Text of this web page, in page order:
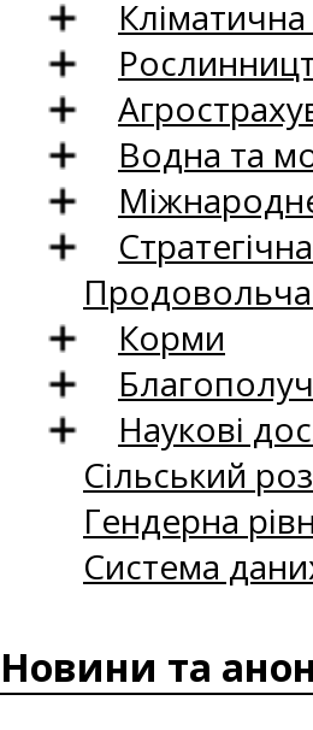
Водна та
Корми
Наукові
Сільський
Гендерна
Система
Новини та